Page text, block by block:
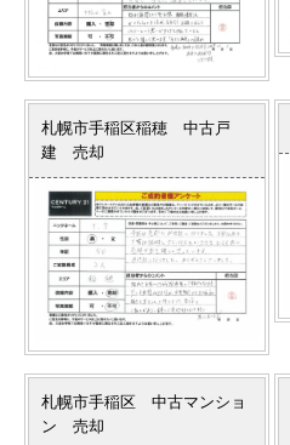
札幌市手稲区稲穂 中古戸
建 売却
札幌市手稲区 中古マンショ
ン 売却